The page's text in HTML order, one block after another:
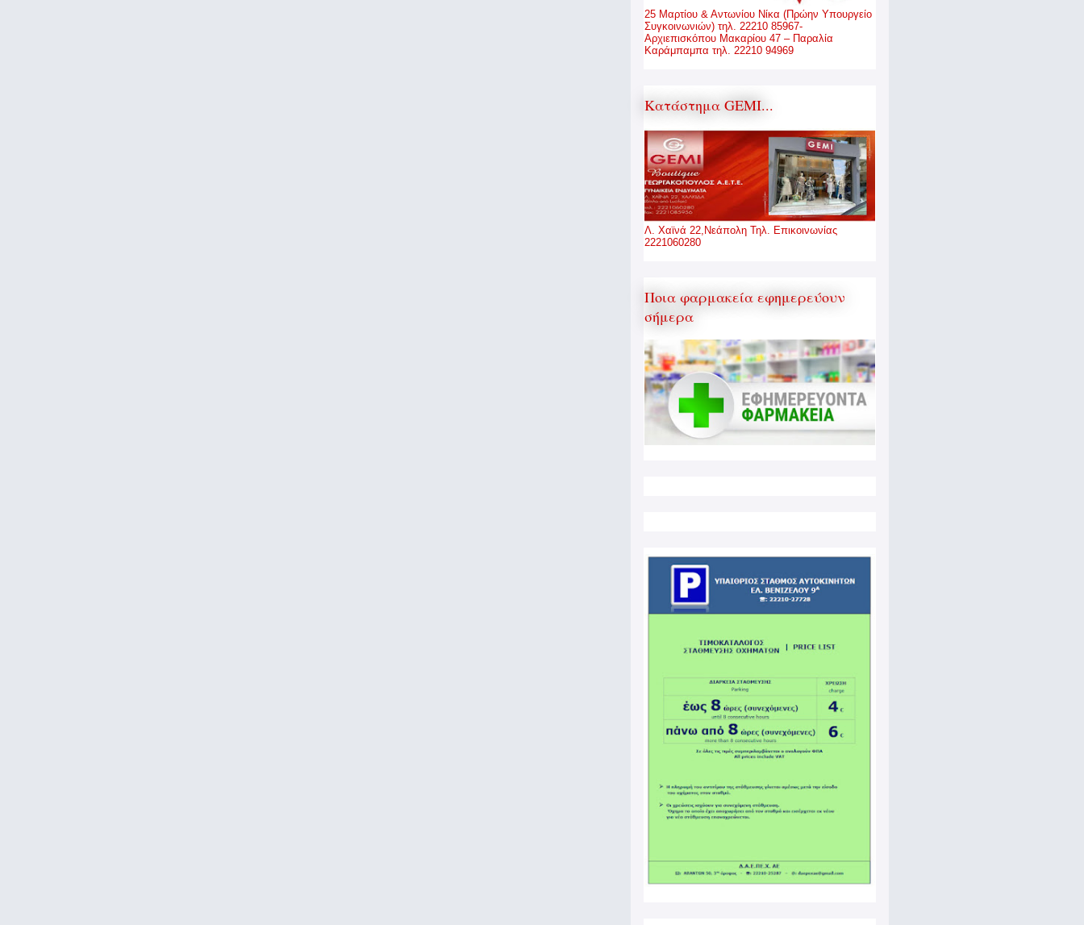
25 Μαρτίου & Αντωνίου Νίκα (Πρώην Υπουργείο
Συγκοινωνιών) τηλ. 22210 85967-
Αρχιεπισκόπου Μακαρίου 47 – Παραλία
Καράμπαμπα τηλ. 22210 94969
Κατάστημα GEMI...
Λ. Χαϊνά 22,Νεάπολη Τηλ. Επικοινωνίας
2221060280
Ποια φαρμακεία εφημερεύουν
σήμερα